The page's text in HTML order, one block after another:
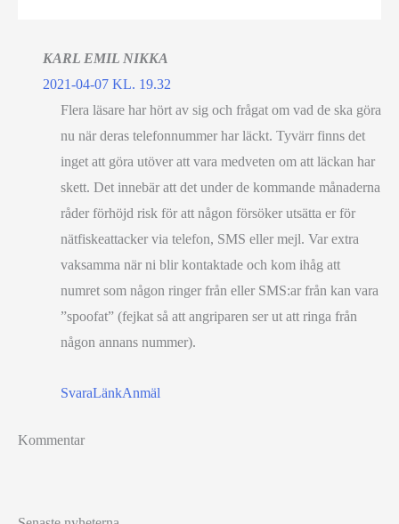
KARL EMIL NIKKA
2021-04-07 KL. 19.32
Flera läsare har hört av sig och frågat om vad de ska göra
nu när deras telefonnummer har läckt. Tyvärr finns det
inget att göra utöver att vara medveten om att läckan har
skett. Det innebär att det under de kommande månaderna
råder förhöjd risk för att någon försöker utsätta er för
nätfiskeattacker via telefon, SMS eller mejl. Var extra
vaksamma när ni blir kontaktade och kom ihåg att
numret som någon ringer från eller SMS:ar från kan vara
”spoofat” (fejkat så att angriparen ser ut att ringa från
någon annans nummer).
SvaraLänkAnmäl
Kommentar